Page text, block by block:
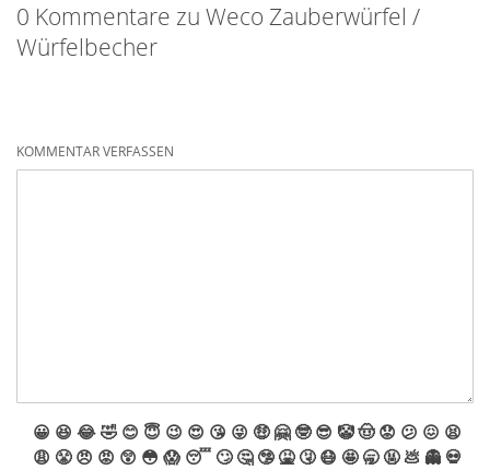
0 Kommentare zu Weco Zauberwürfel /
Würfelbecher
KOMMENTAR VERFASSEN
😀 😆 😂🤣 😊 😇 😉 😍 😘 😜 🤑 🤗 🤓 😎 🤡🤠 😟 😕 😖 😫
😩 😤 😠 😡 😲 😳 😱 😴 🙄 🤔 🤥 🤮 🤧 😷 🤩 🥱 🤬 💩 👻 💀